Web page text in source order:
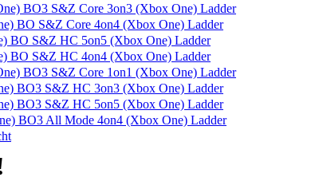
BO3 S&Z Core 3on3 (Xbox One) Ladder
BO S&Z Core 4on4 (Xbox One) Ladder
BO S&Z HC 5on5 (Xbox One) Ladder
BO S&Z HC 4on4 (Xbox One) Ladder
BO3 S&Z Core 1on1 (Xbox One) Ladder
BO3 S&Z HC 3on3 (Xbox One) Ladder
BO3 S&Z HC 5on5 (Xbox One) Ladder
BO3 All Mode 4on4 (Xbox One) Ladder